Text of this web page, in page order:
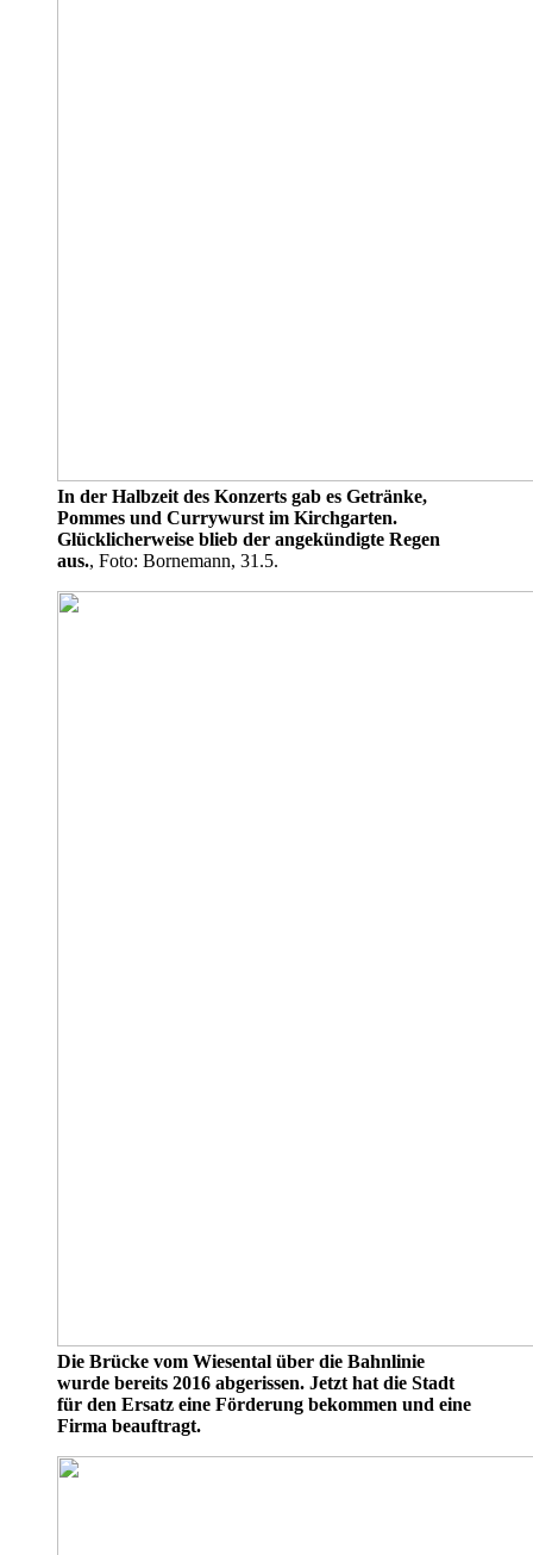
In der Halbzeit des Konzerts gab es Getränke,
Pommes und Currywurst im Kirchgarten.
Glücklicherweise blieb der angekündigte Regen
aus., Foto: Bornemann, 31.5.
Die Brücke vom Wiesental über die Bahnlinie
wurde bereits 2016 abgerissen. Jetzt hat die Stadt
für den Ersatz eine Förderung bekommen und eine
Firma beauftragt.